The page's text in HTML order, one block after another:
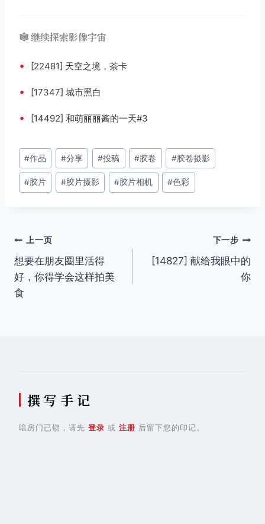
🕸️ 继续探索影像宇宙
• [22481] 天空之境，茶卡
• [17347] 城市黑白
• [14492] 和萌丽丽酱的一天#3
文
章
标
#作品 #分享 #投稿 #胶卷 #胶卷摄影
#胶片 #胶片摄影 #胶片相机 #色彩
文
章
导
上一页
想要在朋友圈里活得
好，你得学会这样拍美
食
下一步
[14827] 献给我眼中的
你
撰 写 手 记
暗房门已锁，请先 登录 或 注册 后留下您的印记。